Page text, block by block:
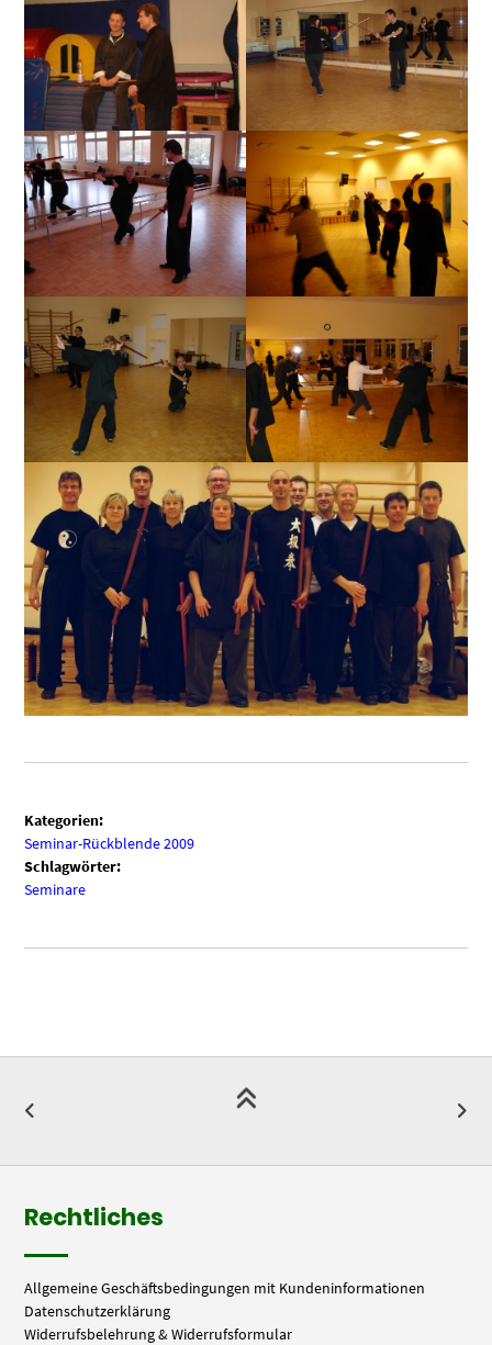
Kategorien:
Seminar-Rückblende 2009
Schlagwörter:
Seminare
Rechtliches
Allgemeine Geschäftsbedingungen mit Kundeninformationen
Datenschutzerklärung
Widerrufsbelehrung & Widerrufsformular